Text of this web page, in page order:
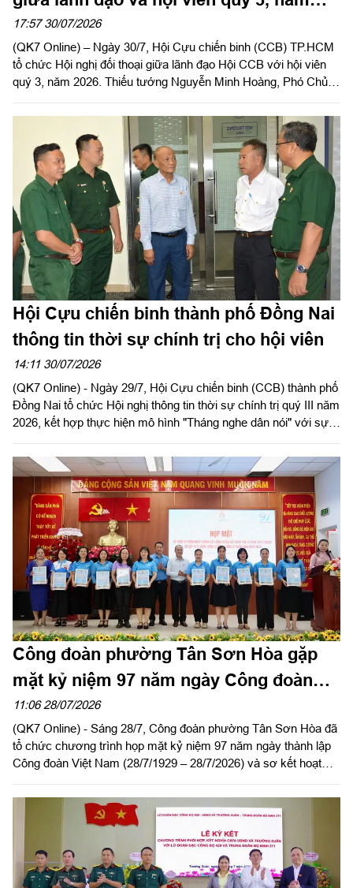
2026
17:57 30/07/2026
(QK7 Online) – Ngày 30/7, Hội Cựu chiến binh (CCB) TP.HCM
tổ chức Hội nghị đối thoại giữa lãnh đạo Hội CCB với hội viên
quý 3, năm 2026. Thiếu tướng Nguyễn Minh Hoàng, Phó Chủ
TPHCM, Chủ tịch Hội CCB TP.HCM chủ trì hội nghị.
Hội Cựu chiến binh thành phố Đồng Nai
thông tin thời sự chính trị cho hội viên
14:11 30/07/2026
(QK7 Online) - Ngày 29/7, Hội Cựu chiến binh (CCB) thành phố
Đồng Nai tổ chức Hội nghị thông tin thời sự chính trị quý III năm
2026, kết hợp thực hiện mô hình "Tháng nghe dân nói" với sự
địa bàn.
Công đoàn phường Tân Sơn Hòa gặp
mặt kỷ niệm 97 năm ngày Công đoàn
Việt Nam
11:06 28/07/2026
(QK7 Online) - Sáng 28/7, Công đoàn phường Tân Sơn Hòa đã
tổ chức chương trình họp mặt kỷ niệm 97 năm ngày thành lập
Công đoàn Việt Nam (28/7/1929 – 28/7/2026) và sơ kết hoạt